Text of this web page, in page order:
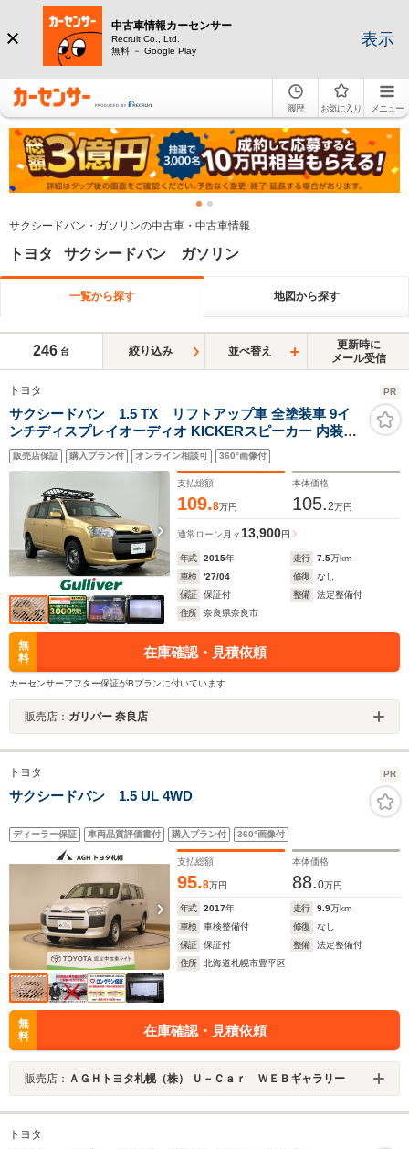
中古車情報カーセンサー
Recruit Co., Ltd.
無料 － Google Play
表示
履歴 お気に入り メニュー
サクシードバン・ガソリンの中古車・中古車情報
トヨタ サクシードバン ガソリン
一覧から探す 地図から探す
246 台 絞り込み 並べ替え
更新時に
メール受信
トヨタ PR
サクシードバン 1.5 TX リフトアップ車 全塗装車 9イ
ンチディスプレイオーディオ KICKERスピーカー 内装板
張りカスタム車 バックカメラ サイドカメラ THULEルー
フキャリア ETC 純正フロアマット 電動格納ミラー
販売店保証 購入プラン付 オンライン相談可 360°画像付
支払総額
109.8万円
本体価格
105.2万円
通常ローン 月々13,900円
年式 2015年 走行 7.5万km
車検
'27/04 修復
なし
保証
保証付 整備
法定整備付
住所
奈良県奈良市
無
料
在庫確認・見積依頼
カーセンサーアフター保証がBプランに付いています
販売店： ガリバー 奈良店
トヨタ PR
サクシードバン 1.5 UL 4WD
ディーラー保証 車両品質評価書付 購入プラン付 360°画像付
支払総額
95.8万円
本体価格
88.0万円
年式 2017年 走行 9.9万km
車検
車検整備付 修復
なし
保証
保証付 整備
法定整備付
住所
北海道札幌市豊平区
無
料
在庫確認・見積依頼
販売店： ＡＧＨトヨタ札幌（株） Ｕ－Ｃａｒ ＷＥＢギャラリー
トヨタ